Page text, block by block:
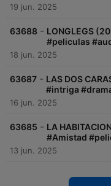
19 jun. 2025
63688 - LONGLEGS
#peliculas
18 jun. 2025
63687 - LAS DOS
#intriga
16 jun. 2025
63685 - LA
#Amistad
13 jun. 2025